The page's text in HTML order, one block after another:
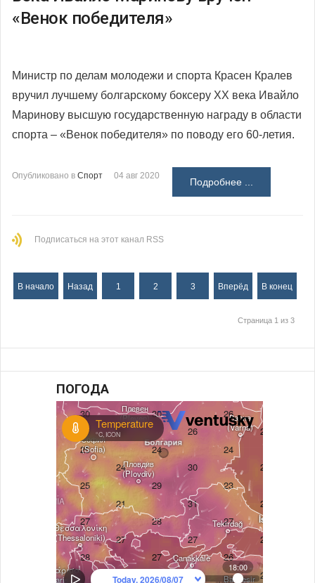
«Венок победителя»
Министр по делам молодежи и спорта Красен Кралев
вручил лучшему болгарскому боксеру ХХ века Ивайло
Маринову высшую государственную награду в области
спорта – «Венок победителя» по поводу его 60-летия.
Опубликовано в Спорт 04 авг 2020
Подробнее ...
Подписаться на этот канал RSS
В начало Назад 1 2 3 Вперёд В конец
Страница 1 из 3
ПОГОДА